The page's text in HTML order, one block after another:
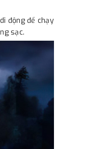
động để chạy
sạc.